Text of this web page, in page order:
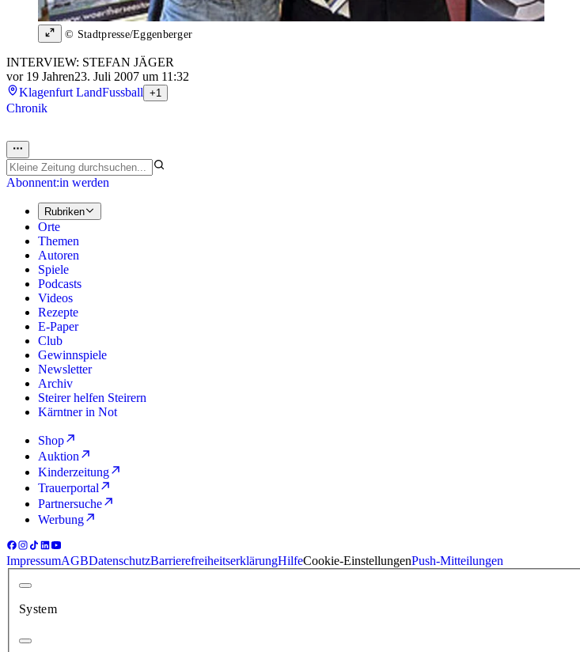
© Stadtpresse/Eggenberger
INTERVIEW: STEFAN JÄGER
vor 19 Jahren23. Juli 2007 um 11:32
Klagenfurt LandFussball +1
Chronik
Abonnent:in werden
Rubriken
Orte
Themen
Autoren
Spiele
Podcasts
Videos
Rezepte
E-Paper
Club
Gewinnspiele
Newsletter
Archiv
Steirer helfen Steirern
Kärntner in Not
Shop
Auktion
Kinderzeitung
Trauerportal
Partnersuche
Werbung
ImpressumAGBDatenschutzBarrierefreiheitserklärungHilfeCookie-EinstellungenPush-Mitteilungen
System